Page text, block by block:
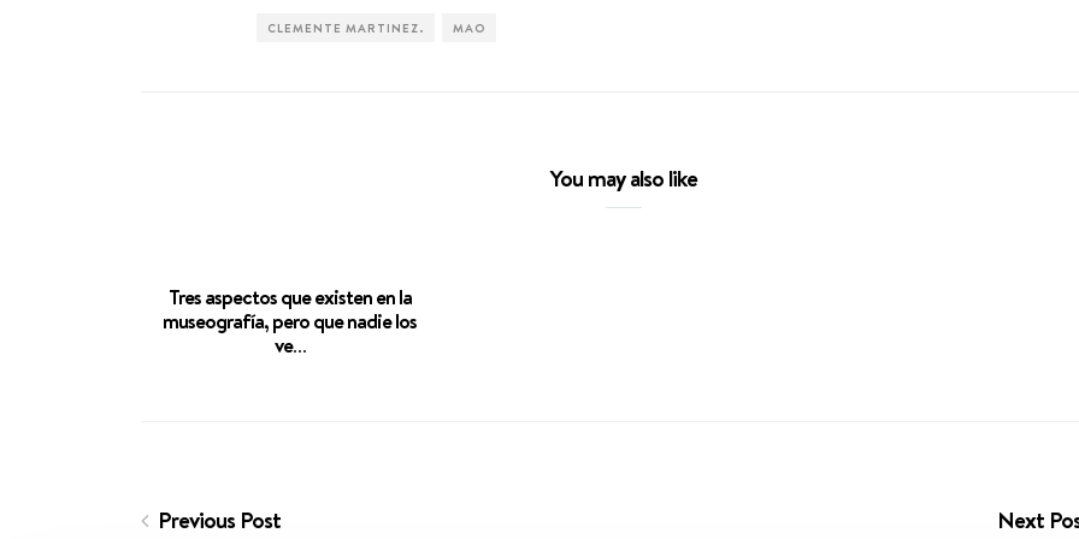
CLEMENTE MARTINEZ. MAO
You may also like
Tres aspectos que existen en la
museografía, pero que nadie los
ve…
Previous Post Next